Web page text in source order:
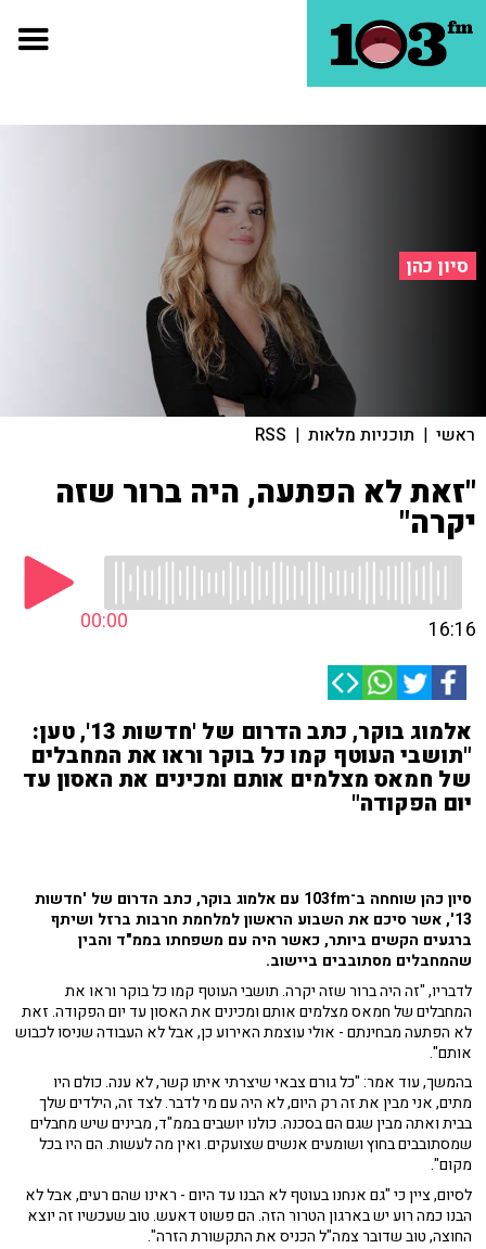
סיון כהן
ראשי | תוכניות מלאות |
RSS
"זאת לא הפתעה, היה ברור שזה
יקרה"
00:00 16:16
אלמוג בוקר, כתב הדרום של 'חדשות 13', טען:
"תושבי העוטף קמו כל בוקר וראו את המחבלים
של חמאס מצלמים אותם ומכינים את האסון עד
יום הפקודה"
סיון כהן שוחחה ב־103fm עם אלמוג בוקר, כתב הדרום של 'חדשות
13', אשר סיכם את השבוע הראשון למלחמת חרבות ברזל ושיתף
ברגעים הקשים ביותר, כאשר היה עם משפחתו בממ"ד והבין
שהמחבלים מסתובבים ביישוב.
לדבריו, "זה היה ברור שזה יקרה. תושבי העוטף קמו כל בוקר וראו את
המחבלים של חמאס מצלמים אותם ומכינים את האסון עד יום הפקודה. זאת
לא הפתעה מבחינתם - אולי עוצמת האירוע כן, אבל לא העבודה שניסו לכבוש
אותם".
בהמשך, עוד אמר: "כל גורם צבאי שיצרתי איתו קשר, לא ענה. כולם היו
מתים, אני מבין את זה רק היום, לא היה עם מי לדבר. לצד זה, הילדים שלך
בבית ואתה מבין שגם הם בסכנה. כולנו יושבים בממ"ד, מבינים שיש מחבלים
שמסתובבים בחוץ ושומעים אנשים שצועקים. ואין מה לעשות. הם היו בכל
מקום".
לסיום, ציין כי "גם אנחנו בעוטף לא הבנו עד היום - ראינו שהם רעים, אבל לא
הבנו כמה רוע יש בארגון הטרור הזה. הם פשוט דאעש. טוב שעכשיו זה יוצא
החוצה, טוב שדובר צמה"ל הכניס את התקשורת הזרה".